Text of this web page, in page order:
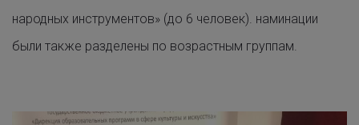
народных инструментов» (до 6 человек). наминации
были также разделены по возрастным группам.